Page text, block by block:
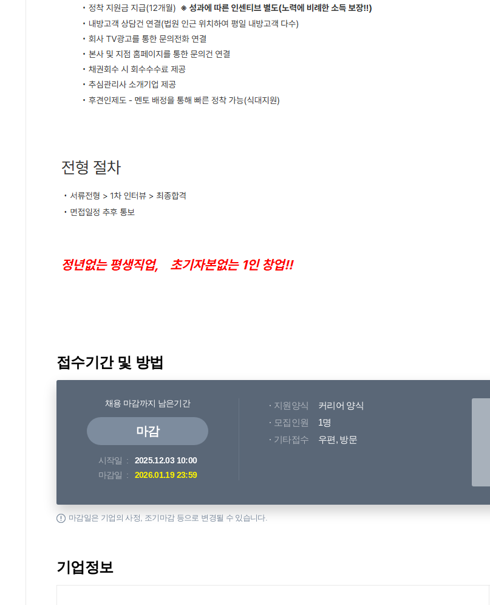
접수기간 및 방법
채용 마감까지 남은기간
마감
시작일
2025.12.03 10:00
마감일
2026.01.19 23:59
지원양식
커리어 양식
모집인원
1명
기타접수
우편, 방문
마감일은 기업의 사정, 조기마감 등으로 변경될 수 있습니다.
기업정보